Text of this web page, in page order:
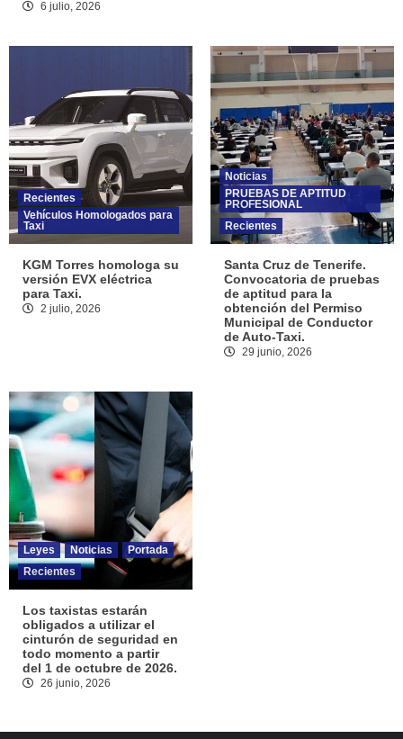
6 julio, 2026
Recientes
Vehículos Homologados para
Taxi
KGM Torres homologa su
versión EVX eléctrica
para Taxi.
2 julio, 2026
Noticias
PRUEBAS DE APTITUD
PROFESIONAL
Recientes
Santa Cruz de Tenerife.
Convocatoria de pruebas
de aptitud para la
obtención del Permiso
Municipal de Conductor
de Auto-Taxi.
29 junio, 2026
Leyes Noticias
Portada
Recientes
Los taxistas estarán
obligados a utilizar el
cinturón de seguridad en
todo momento a partir
del 1 de octubre de 2026.
26 junio, 2026